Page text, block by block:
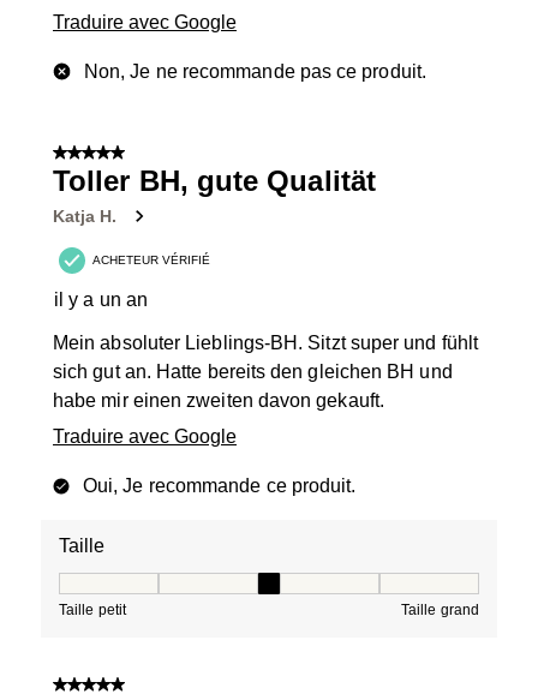
Traduire avec Google
Non, Je ne recommande pas ce produit.
5 sur 5 étoiles.
Toller BH, gute Qualität
Katja H.
ACHETEUR VÉRIFIÉ
il y a un an
Mein absoluter Lieblings-BH. Sitzt super und fühlt
sich gut an. Hatte bereits den gleichen BH und
habe mir einen zweiten davon gekauft.
Traduire avec Google
Oui, Je recommande ce produit.
Taille
Taille petit Taille grand
5 sur 5 étoiles.